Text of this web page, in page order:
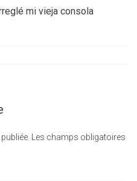
mi vieja consola
Les champs obligatoires